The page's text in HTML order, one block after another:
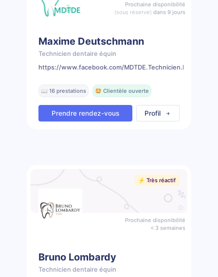
Prochaine disponibilité
(sous réserve) dans 9 jours
Maxime Deutschmann
Technicien dentaire équin
https://www.facebook.com/
📖 16 prestations 🤩 Clientèle ouverte
Prendre rendez-vous Profil
⚡️ Très réactif
Prochaine disponibilité
< 3 semaines
Bruno Lombardy
Technicien dentaire équin